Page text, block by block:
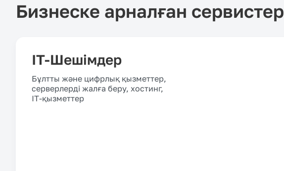
Бизнеске арналған сервистер
IT-Шешімдер
Бұлтты және цифрлық қызметтер,
серверлерді жалға беру, хостинг,
IT-қызметтер